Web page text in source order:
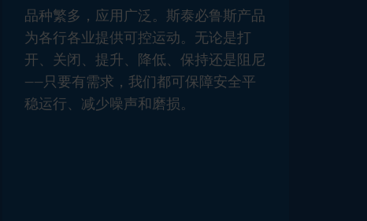
品种繁多，应用广泛。斯泰必鲁斯产品
为各行各业提供可控运动。无论是打
开、关闭、提升、降低、保持还是阻尼
——只要有需求，我们都可保障安全平
稳运行、减少噪声和磨损。